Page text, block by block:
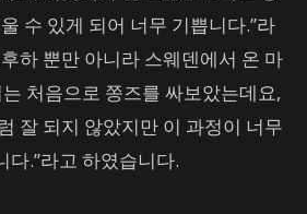
수 있게 되어 너무 기쁩니다.”라
하 뿐만 아니라 스웨덴에서 온 마
처음으로 쫑즈를 싸보았는데요,
잘 되지 않았지만 이 과정이 너무
.”라고 하였습니다.